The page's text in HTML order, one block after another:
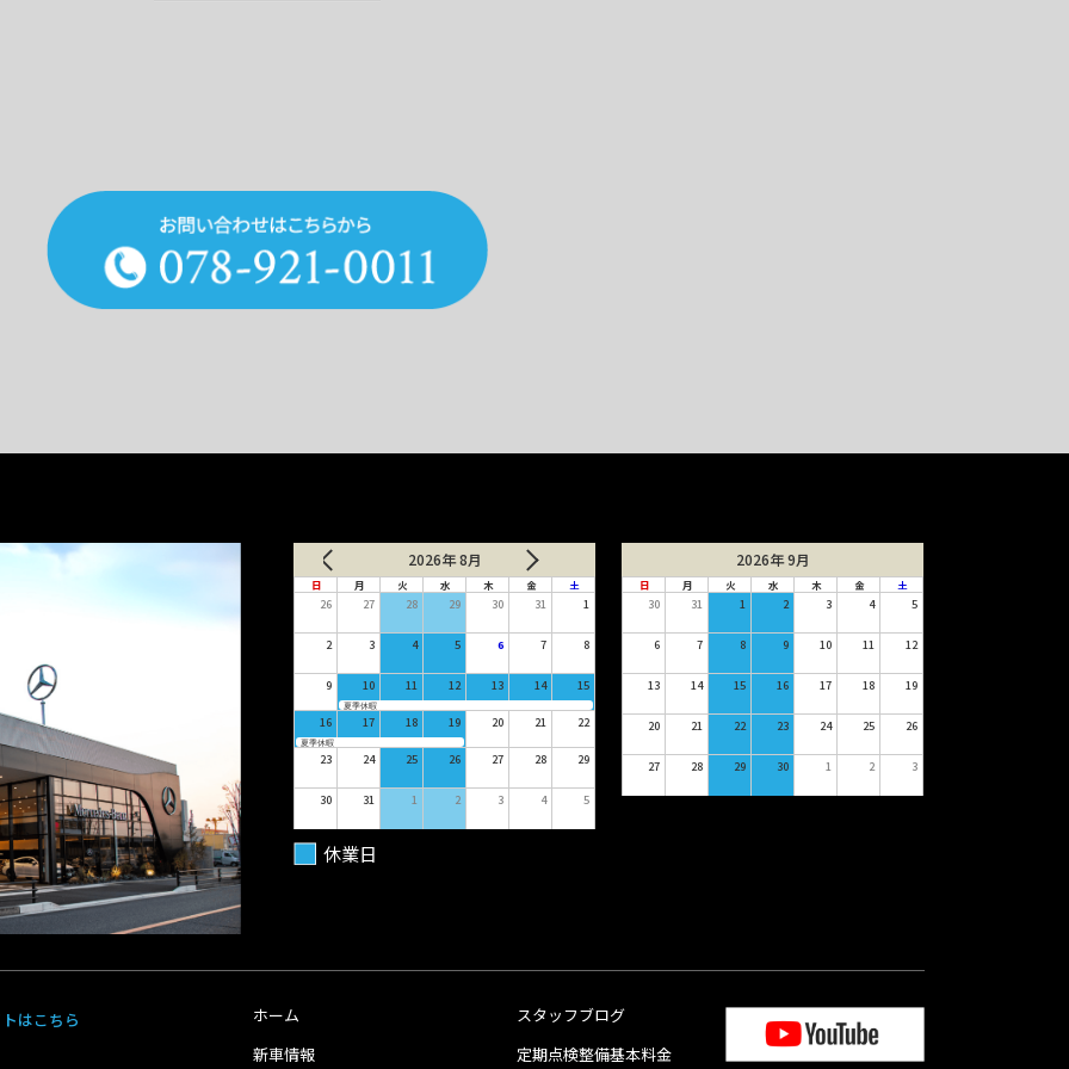
2026年 8月
日 月 火 水 木 金 土
26 27 28 29 30 31 1
2 3 4 5 6 7 8
9 10 11 12 13 14 15
夏季休暇
16 17 18 19 20 21 22
夏季休暇
23 24 25 26 27 28 29
30 31 1 2 3 4 5
2026年 9月
日 月 火 水 木 金 土
30 31 1 2 3 4 5
6 7 8 9 10 11 12
13 14 15 16 17 18 19
20 21 22 23 24 25 26
27 28 29 30 1 2 3
休業日
はこちら
ホーム
新車情報
スタッフブログ
定期点検整備基本料金